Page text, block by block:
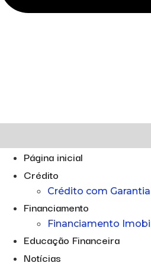
Página inicial
Crédito
Crédito com
Financiamento
Financiamento
Educação Financeira
Notícias